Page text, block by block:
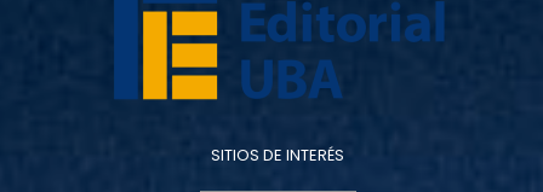
SITIOS DE INTERÉS